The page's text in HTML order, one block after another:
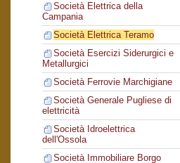
Società Elettrica della
Campania
Società Elettrica Teramo
Società Esercizi Siderurgici e
Metallurgici
Società Ferrovie Marchigiane
Società Generale Pugliese di
elettricità
Società Idroelettrica
dell'Ossola
Società Immobiliare Borgo